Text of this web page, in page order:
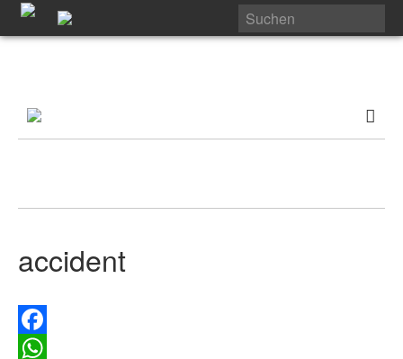
accident
Facebook